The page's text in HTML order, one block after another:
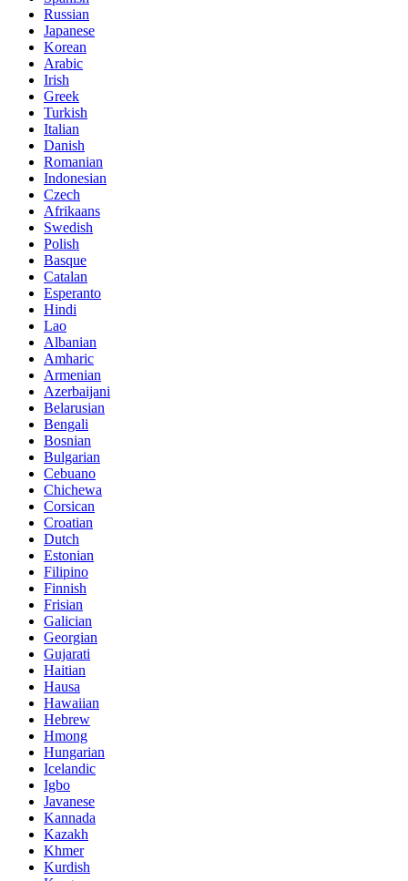
Russian
Japanese
Korean
Arabic
Irish
Greek
Turkish
Italian
Danish
Romanian
Indonesian
Czech
Afrikaans
Swedish
Polish
Basque
Catalan
Esperanto
Hindi
Lao
Albanian
Amharic
Armenian
Azerbaijani
Belarusian
Bengali
Bosnian
Bulgarian
Cebuano
Chichewa
Corsican
Croatian
Dutch
Estonian
Filipino
Finnish
Frisian
Galician
Georgian
Gujarati
Haitian
Hausa
Hawaiian
Hebrew
Hmong
Hungarian
Icelandic
Igbo
Javanese
Kannada
Kazakh
Khmer
Kurdish